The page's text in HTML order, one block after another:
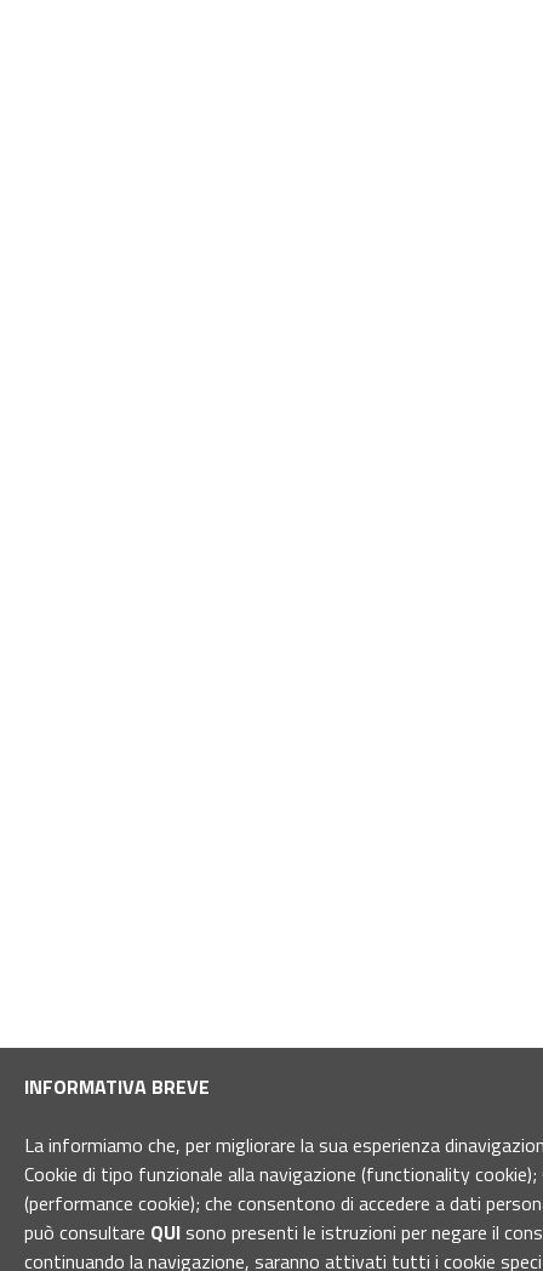
INFORMATIVA BREVE
La informiamo che, per migliorare la sua esperienza
Cookie di tipo funzionale alla navigazione (functionality
(performance cookie); che consentono di accedere a dati
può consultare QUIsono presenti le istruzioni per negare il
continuando la navigazione, saranno attivati tutti i cookie